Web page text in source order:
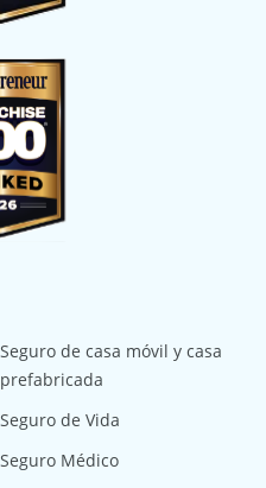
Seguro de casa móvil y casa
prefabricada
Seguro de Vida
Seguro Médico